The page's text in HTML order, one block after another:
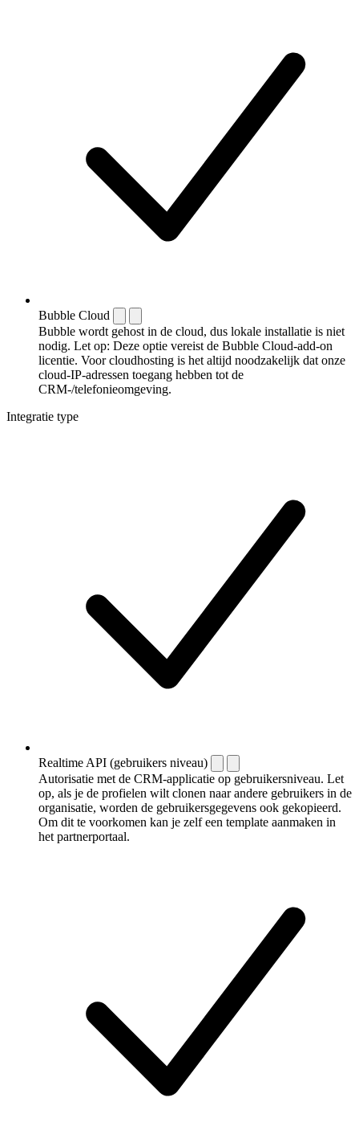
Bubble Cloud
Bubble wordt gehost in de cloud, dus lokale installatie is niet
nodig. Let op: Deze optie vereist de Bubble Cloud-add-on
licentie. Voor cloudhosting is het altijd noodzakelijk dat onze
cloud-IP-adressen toegang hebben tot de
CRM-/telefonieomgeving.
Integratie type
Realtime API (gebruikers niveau)
Autorisatie met de CRM-applicatie op gebruikersniveau. Let
op, als je de profielen wilt clonen naar andere gebruikers in de
organisatie, worden de gebruikersgegevens ook gekopieerd.
Om dit te voorkomen kan je zelf een template aanmaken in
het partnerportaal.